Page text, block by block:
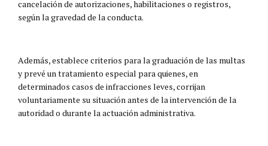
cancelación de autorizaciones, habilitaciones o registros,
según la gravedad de la conducta.
Además, establece criterios para la graduación de las multas
y prevé un tratamiento especial para quienes, en
determinados casos de infracciones leves, corrijan
voluntariamente su situación antes de la intervención de la
autoridad o durante la actuación administrativa.